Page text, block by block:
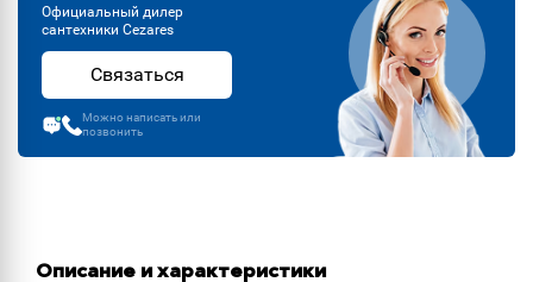
Официальный дилер
сантехники Cezares
Связаться
Можно написать или
позвонить
Описание и характеристики